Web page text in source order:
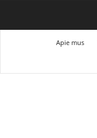
Apie mus